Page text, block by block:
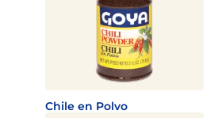
Chile en Polvo